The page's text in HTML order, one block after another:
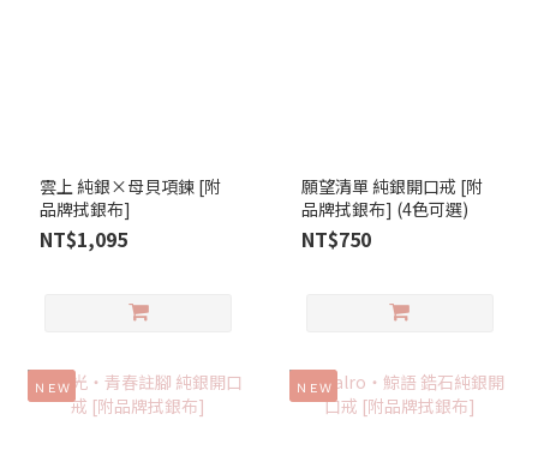
雲上 純銀×母貝項鍊 [附
品牌拭銀布]
NT$1,095
願望清單 純銀開口戒 [附
品牌拭銀布] (4色可選)
NT$750
ＮＥＷ ＮＥＷ